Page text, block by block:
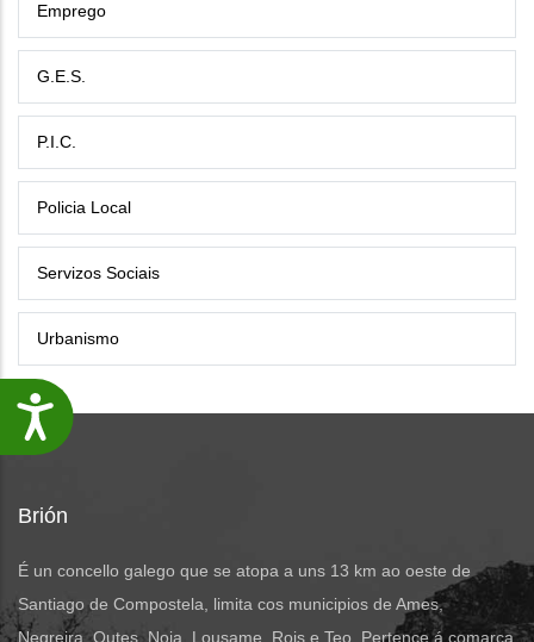
Accesibilidade
Emprego
G.E.S.
P.I.C.
Policia Local
Servizos Sociais
Urbanismo
Brión
É un concello galego que se atopa a uns 13 km ao oeste de
Santiago de Compostela, limita cos municipios de Ames,
Negreira, Outes, Noia, Lousame, Rois e Teo. Pertence á comarca